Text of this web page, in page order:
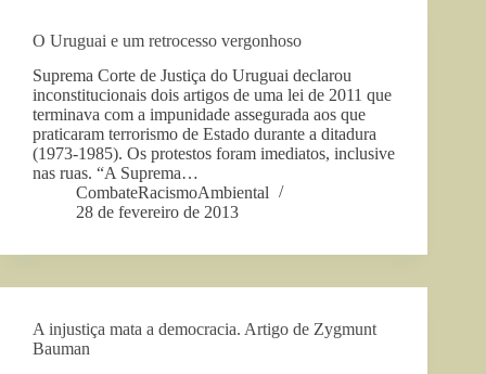
O Uruguai e um retrocesso vergonhoso
Suprema Corte de Justiça do Uruguai declarou
inconstitucionais dois artigos de uma lei de 2011 que
terminava com a impunidade assegurada aos que
praticaram terrorismo de Estado durante a ditadura
(1973-1985). Os protestos foram imediatos, inclusive
nas ruas. “A Suprema…
CombateRacismoAmbiental
28 de fevereiro de 2013
A injustiça mata a democracia. Artigo de Zygmunt
Bauman